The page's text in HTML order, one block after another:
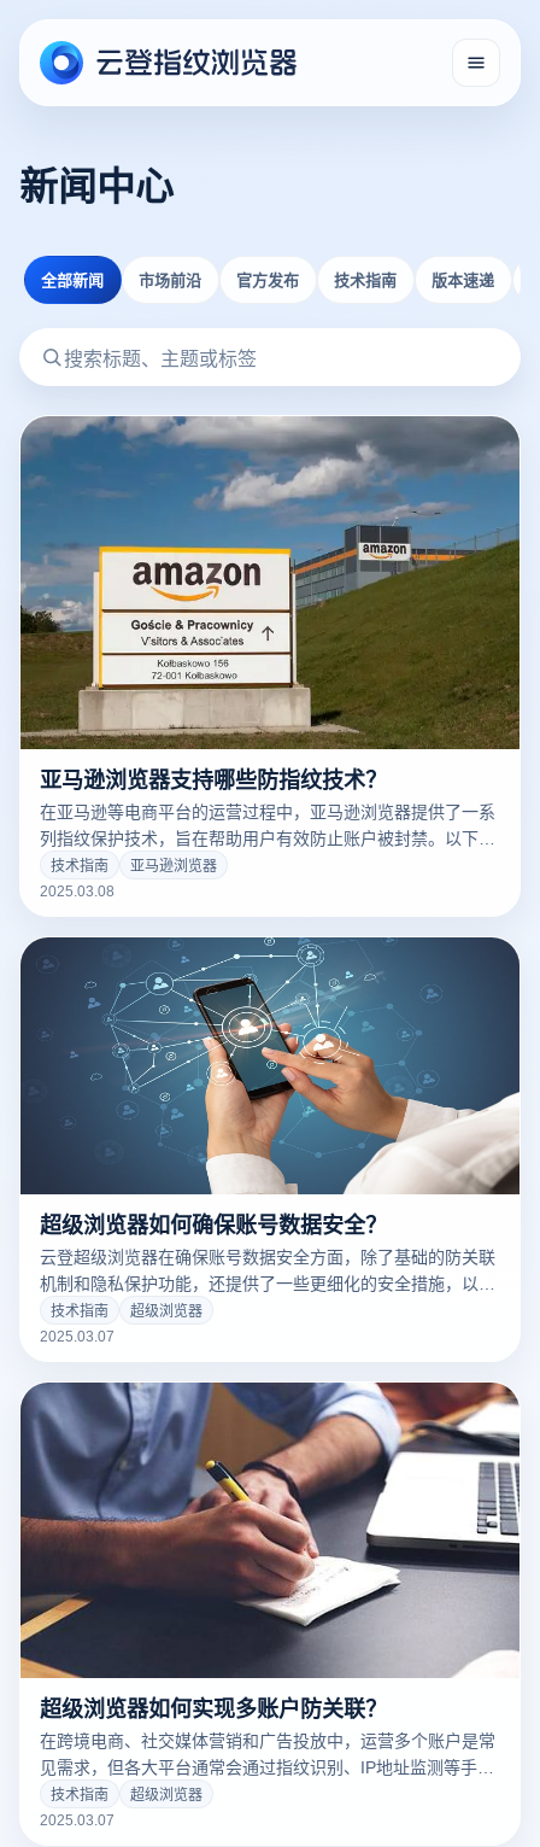
新闻中心
全部新闻 市场前沿 官方发布 技术指南 版本速递
亚马逊浏览器支持哪些防指纹技术？
在亚马逊等电商平台的运营过程中，亚马逊浏览器提供了一系
列指纹保护技术，旨在帮助用户有效防止账户被封禁。以下是
一些关键的指纹保护技术：
技术指南
亚马逊浏览器
2025.03.08
超级浏览器如何确保账号数据安全？
云登超级浏览器在确保账号数据安全方面，除了基础的防关联
机制和隐私保护功能，还提供了一些更细化的安全措施，以增
强用户体验和保护：
技术指南
超级浏览器
2025.03.07
超级浏览器如何实现多账户防关联？
在跨境电商、社交媒体营销和广告投放中，运营多个账户是常
见需求，但各大平台通常会通过指纹识别、IP地址监测等手段
来限制批量操作。因此，云登超级浏览器凭借先进的防关联技
术，帮助用户安全高效地管理多个账户，有效规避风控，避免
技术指南
超级浏览器
2025.03.07